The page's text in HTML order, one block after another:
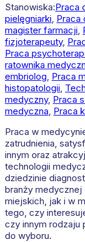
Stanowiska:Praca
pielęgniarki Praca
magister farmacji
fizjoterapeuty,
Praca
ratownika
embriolog Praca
histopatologii
medyczny, Praca
medyczna Praca
Praca w
zatrudnienia,
innym oraz
technologii
dziedzinie
branży
miejskich, jak i w
tego, czy
czy innym
do wyboru.